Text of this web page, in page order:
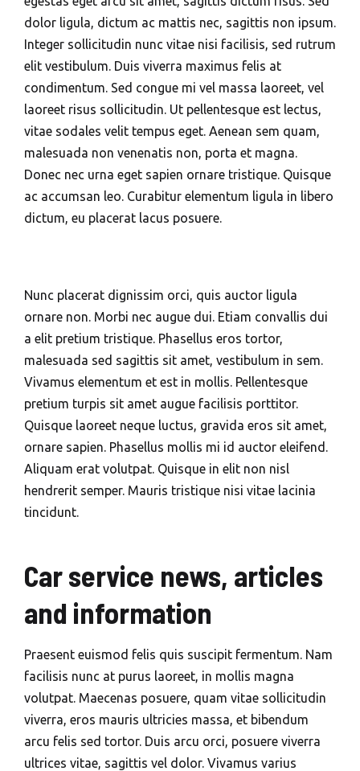
dolor ligula, dictum ac mattis nec, sagittis non ipsum.
Integer sollicitudin nunc vitae nisi facilisis, sed rutrum
elit vestibulum. Duis viverra maximus felis at
condimentum. Sed congue mi vel massa laoreet, vel
laoreet risus sollicitudin. Ut pellentesque est lectus,
vitae sodales velit tempus eget. Aenean sem quam,
malesuada non venenatis non, porta et magna.
Donec nec urna eget sapien ornare tristique. Quisque
ac accumsan leo. Curabitur elementum ligula in libero
dictum, eu placerat lacus posuere.
Nunc placerat dignissim orci, quis auctor ligula
ornare non. Morbi nec augue dui. Etiam convallis dui
a elit pretium tristique. Phasellus eros tortor,
malesuada sed sagittis sit amet, vestibulum in sem.
Vivamus elementum et est in mollis. Pellentesque
pretium turpis sit amet augue facilisis porttitor.
Quisque laoreet neque luctus, gravida eros sit amet,
ornare sapien. Phasellus mollis mi id auctor eleifend.
Aliquam erat volutpat. Quisque in elit non nisl
hendrerit semper. Mauris tristique nisi vitae lacinia
tincidunt.
Car service news, articles
and information
Praesent euismod felis quis suscipit fermentum. Nam
facilisis nunc at purus laoreet, in mollis magna
volutpat. Maecenas posuere, quam vitae sollicitudin
viverra, eros mauris ultricies massa, et bibendum
arcu felis sed tortor. Duis arcu orci, posuere viverra
ultrices vitae, sagittis vel dolor. Vivamus varius